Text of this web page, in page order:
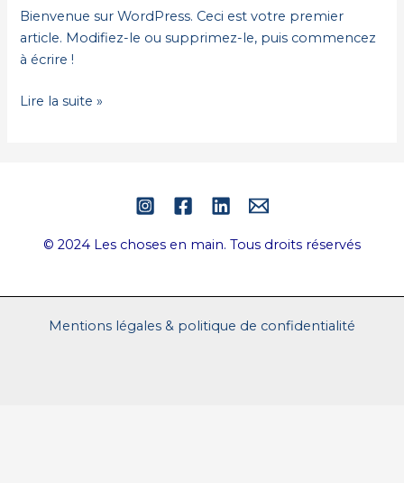
Bienvenue sur WordPress. Ceci est votre premier
article. Modifiez-le ou supprimez-le, puis commencez
à écrire !
monde !
Lire la suite »
© 2024 Les choses en main. Tous droits réservés
Mentions légales & politique de confidentialité